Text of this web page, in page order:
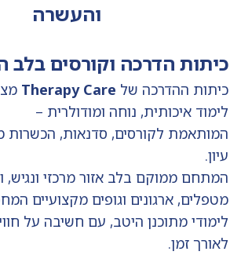
והעשרה
כיתות הדרכה וקורסים בלב
כיתות ההדרכה של Therapy Care
לימוד איכותית, נוחה ומודולרית –
המותאמת לקורסים, סדנאות, הכשרות
עיון.
המתחם ממוקם בלב אזור מרכזי ונגיש,
מטפלים, ארגונים וגופים מקצועיים
לימודי מתוכנן היטב, עם חשיבה על
לאורך זמן.